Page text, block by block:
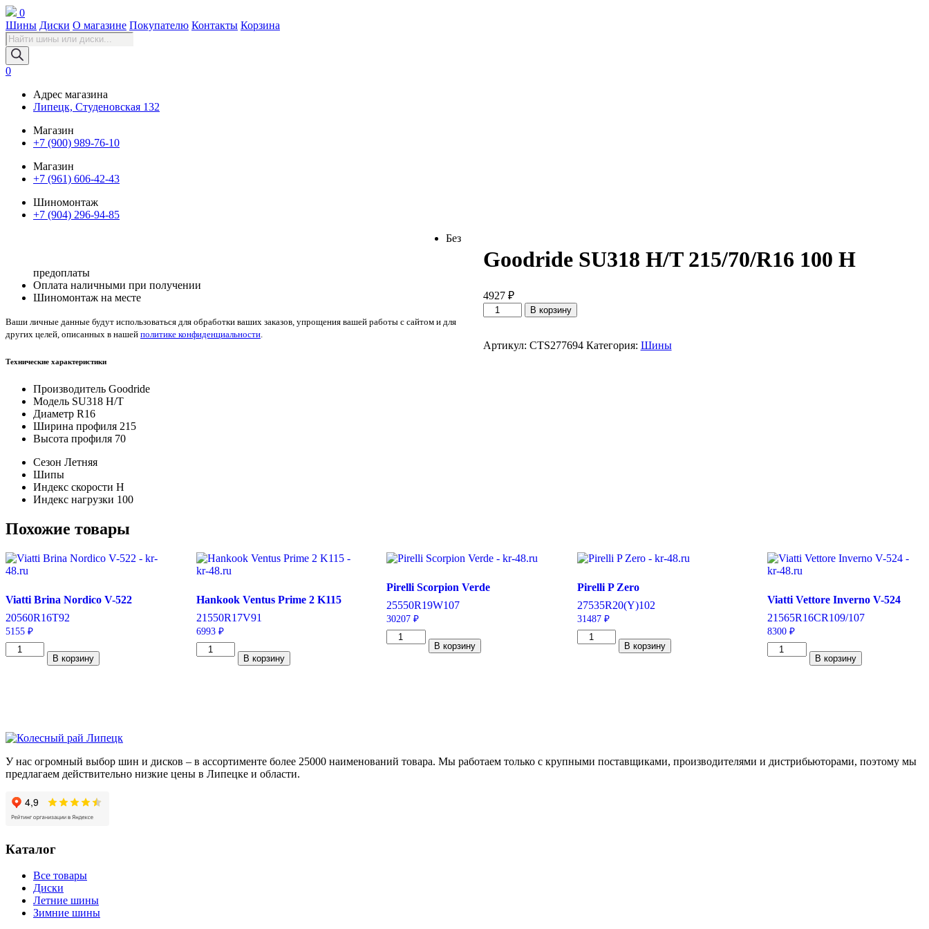
0
Шины Диски О магазине Покупателю Контакты Корзина
Поиск
товаров
0
Адрес магазина
Липецк, Студеновская 132
Магазин
+7 (900) 989-76-10
Магазин
+7 (961) 606-42-43
Шиномонтаж
+7 (904) 296-94-85
Goodride SU318 H/T 215/70/R16 100 H
4927 ₽
Количество
товара
SU318
В корзину
Артикул: CTS277694 Категория: Шины
Без
предоплаты
Оплата наличными при получении
Шиномонтаж на месте
Ваши личные данные будут использоваться для обработки ваших заказов, упрощения вашей работы с сайтом и для
других целей, описанных в нашей политике конфиденциальности.
Технические характеристики
Производитель Goodride
Модель SU318 H/T
Диаметр R16
Ширина профиля 215
Высота профиля 70
Сезон Летняя
Шипы
Индекс скорости H
Индекс нагрузки 100
Похожие товары
Viatti Brina Nordico V-522
20560R16T92
5155 ₽
Количество
товара
205/60/R16
92
T
В корзину
Hankook Ventus Prime 2 K115
21550R17V91
6993 ₽
Количество
товара
V
В корзину
Pirelli Scorpion Verde
25550R19W107
30207₽
Количество
товара
В корзину
Pirelli P Zero
27535R20(Y)102
31487 ₽
Количество
товара
В корзину
Viatti Vettore Inverno V-524
21565R16CR109/107
8300₽
Количество
товара
R
В корзину
У нас огромный выбор шин и дисков – в ассортименте более 25000 наименований товара. Мы работаем только с крупными поставщиками, производителями и дистрибьюторами, поэтому мы
предлагаем действительно низкие цены в Липецке и области.
Каталог
Все товары
Диски
Летние шины
Зимние шины